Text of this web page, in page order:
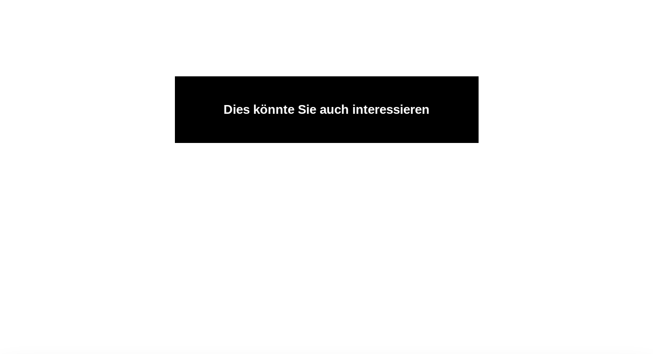
Dies könnte Sie auch interessieren